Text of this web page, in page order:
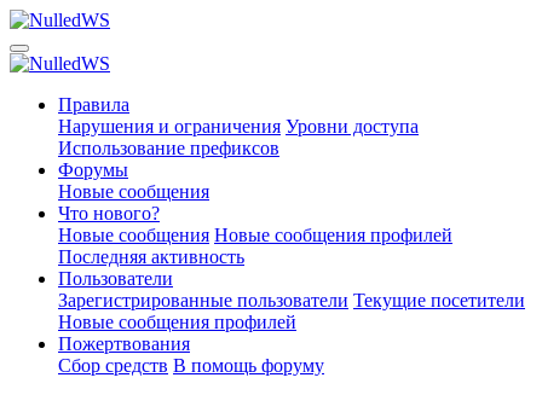
Правила
Нарушения и ограничения Уровни доступа
Использование префиксов
Форумы
Новые сообщения
Что нового?
Новые сообщения Новые сообщения профилей
Последняя активность
Пользователи
Зарегистрированные пользователи Текущие посетители
Новые сообщения профилей
Пожертвования
Сбор средств В помощь форуму